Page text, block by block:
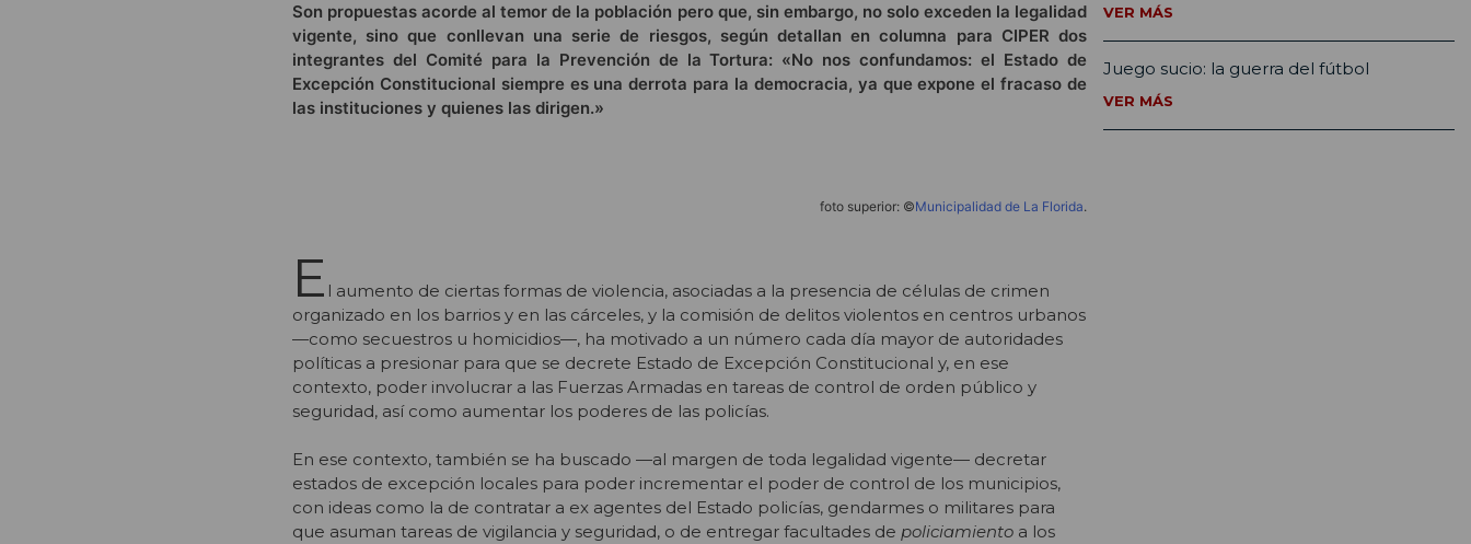
Son propuestas acorde al temor de la población pero que, sin embargo, no solo exceden la legalidad
vigente, sino que conllevan una serie de riesgos, según detallan en columna para CIPER dos
integrantes del Comité para la Prevención de la Tortura: «No nos confundamos: el Estado de
Excepción Constitucional siempre es una derrota para la democracia, ya que expone el fracaso de
las instituciones y quienes las dirigen.»
foto superior: ©Municipalidad de La Florida.
E l aumento de ciertas formas de violencia, asociadas a la presencia de células de crimen
organizado en los barrios y en las cárceles, y la comisión de delitos violentos en centros urbanos
—como secuestros u homicidios—, ha motivado a un número cada día mayor de autoridades
políticas a presionar para que se decrete Estado de Excepción Constitucional y, en ese
contexto, poder involucrar a las Fuerzas Armadas en tareas de control de orden público y
seguridad, así como aumentar los poderes de las policías.
En ese contexto, también se ha buscado —al margen de toda legalidad vigente— decretar
estados de excepción locales para poder incrementar el poder de control de los municipios,
con ideas como la de contratar a ex agentes del Estado policías, gendarmes o militares para
que asuman tareas de vigilancia y seguridad, o de entregar facultades de policiamiento a los
VER MÁS
Juego sucio: la guerra del fútbol
VER MÁS